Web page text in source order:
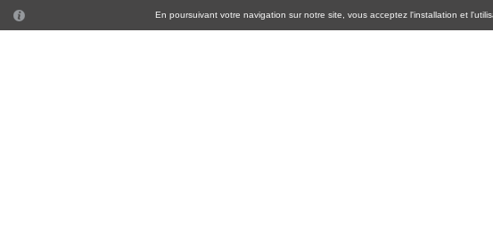
En poursuivant votre navigation sur notre site, vous acceptez l'installation et